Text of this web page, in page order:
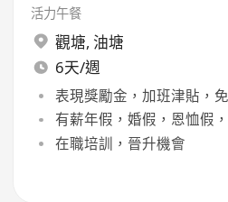
活力午餐
觀塘, 油塘
6天/週
表現獎勵金，加班津貼，
有薪年假，婚假，恩恤假
在職培訓，晉升機會